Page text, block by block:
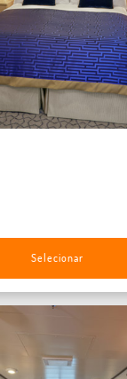
Selecionar